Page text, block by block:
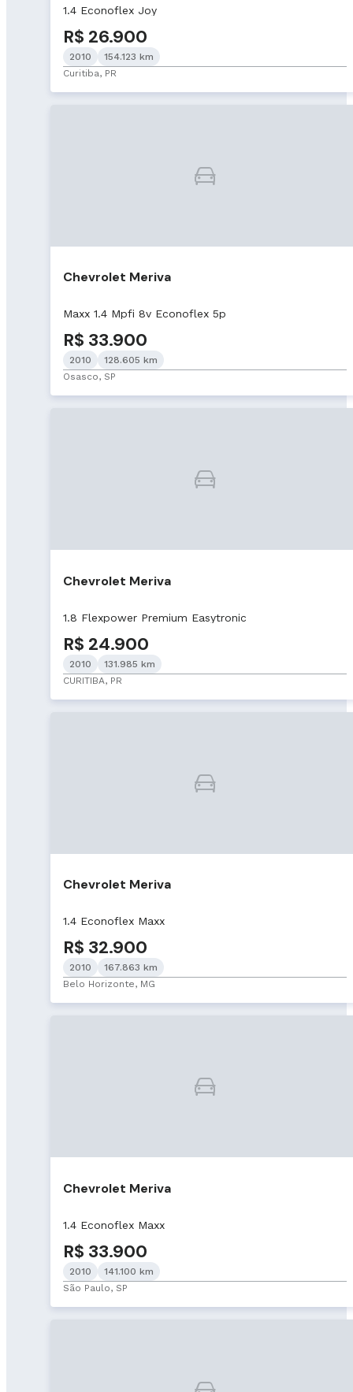
1.4 Econoflex Joy
R$ 26.900
2010
154.123 km
Curitiba, PR
Chevrolet Meriva
Maxx 1.4 Mpfi 8v Econoflex 5p
R$ 33.900
2010
128.605 km
Osasco, SP
Chevrolet Meriva
1.8 Flexpower Premium Easytronic
R$ 24.900
2010
131.985 km
CURITIBA, PR
Chevrolet Meriva
1.4 Econoflex Maxx
R$ 32.900
2010
167.863 km
Belo Horizonte, MG
Chevrolet Meriva
1.4 Econoflex Maxx
R$ 33.900
2010
141.100 km
São Paulo, SP